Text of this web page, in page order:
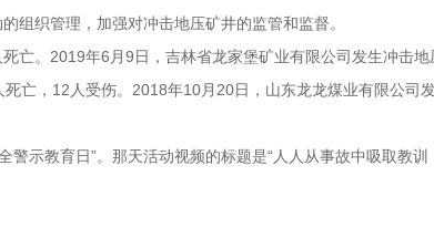
组织管理，加强对冲击地压矿井的监管和监督。
亡。2019年6月9日，吉林省龙家堡矿业有限公司发生冲击地
亡，12人受伤。2018年10月20日，山东龙龙煤业有限公司
示教育日”。那天活动视频的标题是“人人从事故中吸取教训